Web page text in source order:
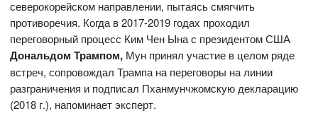
северокорейском направлении, пытаясь смягчить
противоречия. Когда в 2017-2019 годах проходил
переговорный процесс Ким Чен Ына с президентом США
Дональдом Трампом, Мун принял участие в целом ряде
встреч, сопровождал Трампа на переговоры на линии
разграничения и подписал Пханмунчжомскую декларацию
(2018 г.), напоминает эксперт.